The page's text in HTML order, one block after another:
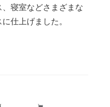
寝室などさまざまな
仕上げました。